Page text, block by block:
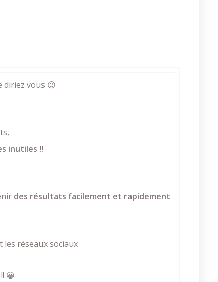
diriez vous 😉
inutiles !!
des résultats facilement et rapidement
les réseaux sociaux
😀